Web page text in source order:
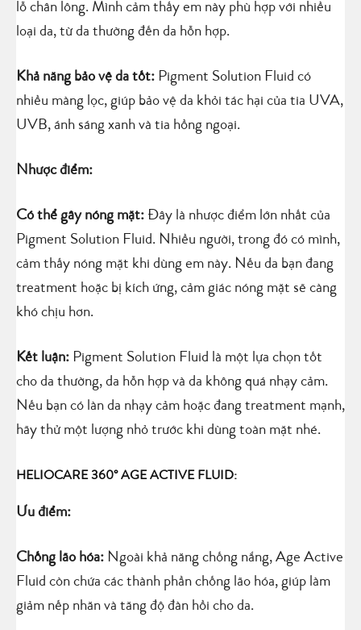
lỗ chân lông. Mình cảm thấy em này phù hợp với nhiều
loại da, từ da thường đến da hỗn hợp.
Khả năng bảo vệ da tốt: Pigment Solution Fluid có
nhiều màng lọc, giúp bảo vệ da khỏi tác hại của tia UVA,
UVB, ánh sáng xanh và tia hồng ngoại.
Nhược điểm:
Có thể gây nóng mặt: Đây là nhược điểm lớn nhất của
Pigment Solution Fluid. Nhiều người, trong đó có mình,
cảm thấy nóng mặt khi dùng em này. Nếu da bạn đang
treatment hoặc bị kích ứng, cảm giác nóng mặt sẽ càng
khó chịu hơn.
Kết luận: Pigment Solution Fluid là một lựa chọn tốt
cho da thường, da hỗn hợp và da không quá nhạy cảm.
Nếu bạn có làn da nhạy cảm hoặc đang treatment mạnh,
hãy thử một lượng nhỏ trước khi dùng toàn mặt nhé.
HELIOCARE 360° AGE ACTIVE FLUID:
Ưu điểm:
Chống lão hóa: Ngoài khả năng chống nắng, Age Active
Fluid còn chứa các thành phần chống lão hóa, giúp làm
giảm nếp nhăn và tăng độ đàn hồi cho da.